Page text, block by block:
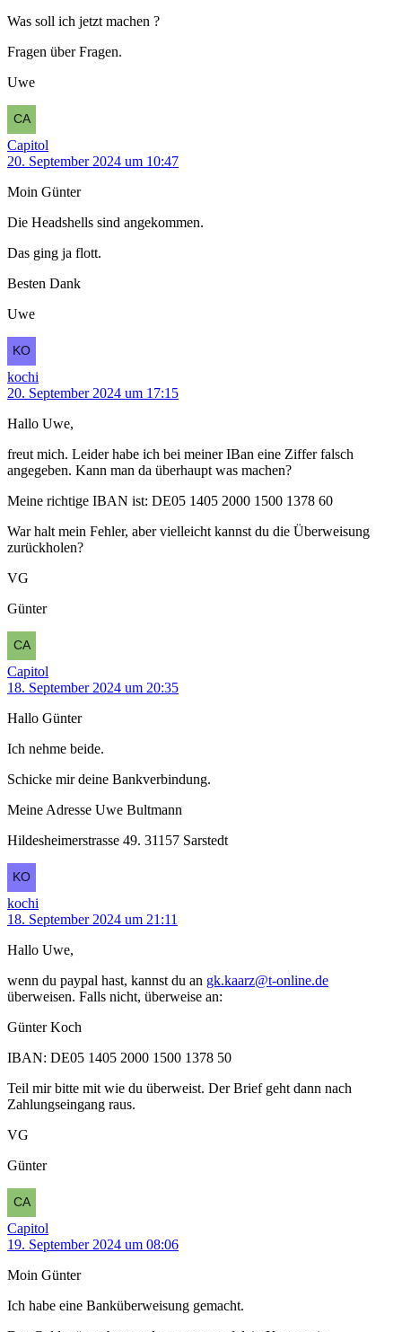
Was soll ich jetzt machen ?
Fragen über Fragen.
Uwe
Capitol
20. September 2024 um 10:47
Moin Günter
Die Headshells sind angekommen.
Das ging ja flott.
Besten Dank
Uwe
kochi
20. September 2024 um 17:15
Hallo Uwe,
freut mich. Leider habe ich bei meiner IBan eine Ziffer falsch
angegeben. Kann man da überhaupt was machen?
Meine richtige IBAN ist: DE05 1405 2000 1500 1378 60
War halt mein Fehler, aber vielleicht kannst du die Überweisung
zurückholen?
VG
Günter
Capitol
18. September 2024 um 20:35
Hallo Günter
Ich nehme beide.
Schicke mir deine Bankverbindung.
Meine Adresse Uwe Bultmann
Hildesheimerstrasse 49. 31157 Sarstedt
kochi
18. September 2024 um 21:11
Hallo Uwe,
wenn du paypal hast, kannst du an gk.kaarz@t-online.de
überweisen. Falls nicht, überweise an:
Günter Koch
IBAN: DE05 1405 2000 1500 1378 50
Teil mir bitte mit wie du überweist. Der Brief geht dann nach
Zahlungseingang raus.
VG
Günter
Capitol
19. September 2024 um 08:06
Moin Günter
Ich habe eine Banküberweisung gemacht.